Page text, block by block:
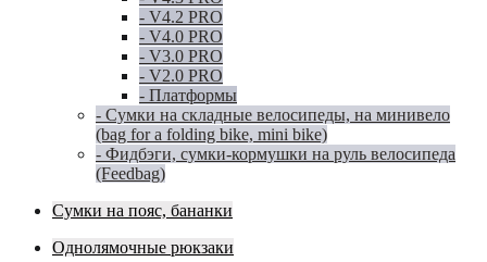
- V4.2 PRO
- V4.0 PRO
- V3.0 PRO
- V2.0 PRO
- Платформы
- Сумки на складные велосипеды, на минивело
(bag for a folding bike, mini bike)
- Фидбэги, сумки-кормушки на руль велосипеда
(Feedbag)
Сумки на пояс, бананки
Однолямочные рюкзаки